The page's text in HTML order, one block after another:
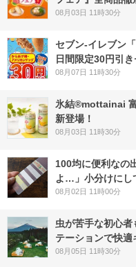
08月03日 11時30分
セブン‐イレブン
日間限定30円引
08月07日 11時30分
氷結®mottainai
新登場！
08月03日 11時30分
100均に便利なの
よ…」小分けにし
08月02日 11時00分
虫が苦手な初心
テーションで快適
08月05日 11時30分